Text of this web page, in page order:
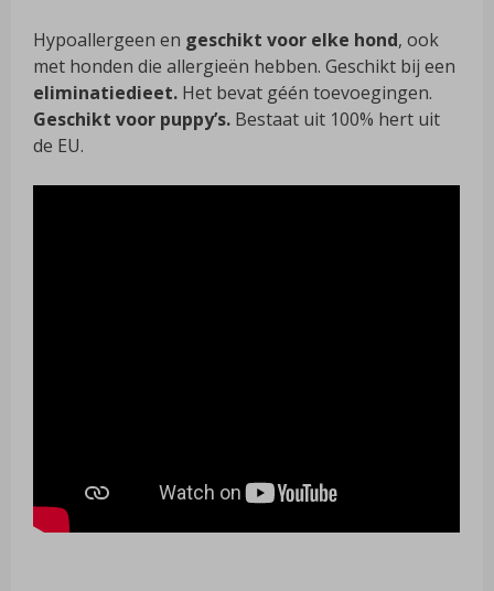
Hypoallergeen en geschikt voor elke hond, ook
met honden die allergieën hebben. Geschikt bij een
eliminatiedieet. Het bevat géén toevoegingen.
Geschikt voor puppy’s. Bestaat uit 100% hert uit
de EU.